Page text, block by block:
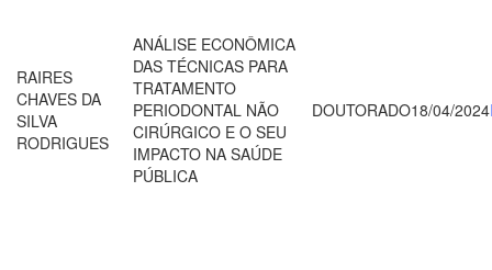
RAIRES
CHAVES DA
SILVA
RODRIGUES
ANÁLISE ECONÔMICA
DAS TÉCNICAS PARA
TRATAMENTO
PERIODONTAL NÃO
CIRÚRGICO E O SEU
IMPACTO NA SAÚDE
PÚBLICA
DOUTORADO18/04/2024